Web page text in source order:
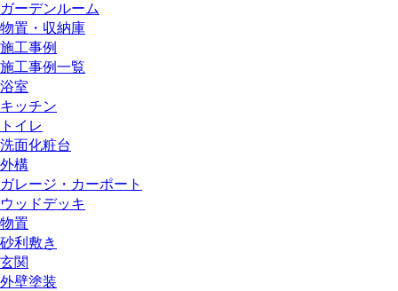
ガーデンルーム
物置・収納庫
施工事例
施工事例一覧
浴室
キッチン
トイレ
洗面化粧台
外構
ガレージ・カーポート
ウッドデッキ
物置
砂利敷き
玄関
外壁塗装